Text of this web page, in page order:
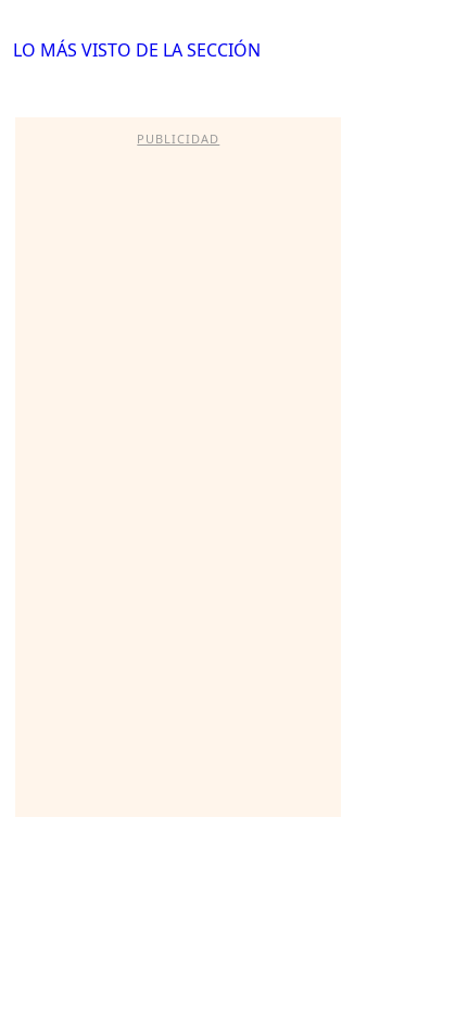
LO MÁS VISTO DE LA SECCIÓN
PUBLICIDAD